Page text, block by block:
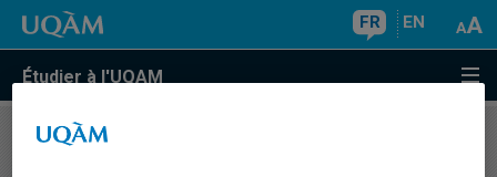
FR EN
Étudier à l'UQAM
COURS//